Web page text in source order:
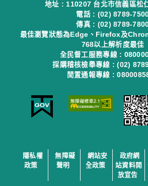
地址 : 110207 台北市信義區松
電話 : (02) 8789-
傳真 : (02) 8789-
最佳瀏覽狀態為Edge、Firefox及
768以上解析度最佳
全民督工服務專線 :
採購稽核檢舉專線 : (02)
閒置通報專線 :
隱私權
政策
無障礙
聲明
網站安
全政策
政府網
站資料開
放宣告